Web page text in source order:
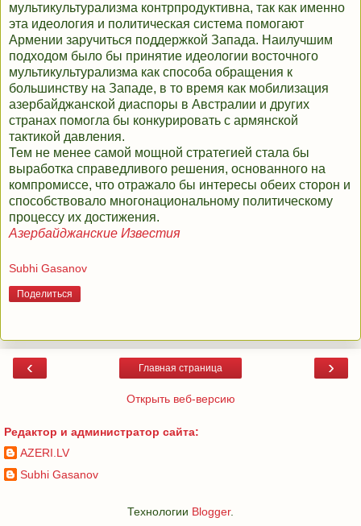
мультикультурализма контрпродуктивна, так как именно
эта идеология и политическая система помогают
Армении заручиться поддержкой Запада. Наилучшим
подходом было бы принятие идеологии восточного
мультикультурализма как способа обращения к
большинству на Западе, в то время как мобилизация
азербайджанской диаспоры в Австралии и других
странах помогла бы конкурировать с армянской
тактикой давления.
Тем не менее самой мощной стратегией стала бы
выработка справедливого решения, основанного на
компромиссе, что отражало бы интересы обеих сторон и
способствовало многонациональному политическому
процессу их достижения.
Азербайджанские Известия
Subhi Gasanov
Поделиться
‹ ›
Главная страница
Открыть веб-версию
Редактор и администратор сайта:
AZERI.LV
Subhi Gasanov
Технологии Blogger.